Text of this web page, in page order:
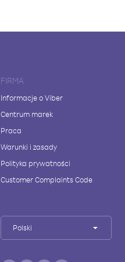
FIRMA
Informacje o Viber
Centrum marek
Praca
Warunki i zasady
Polityka prywatności
Customer Complaints Code
Polski